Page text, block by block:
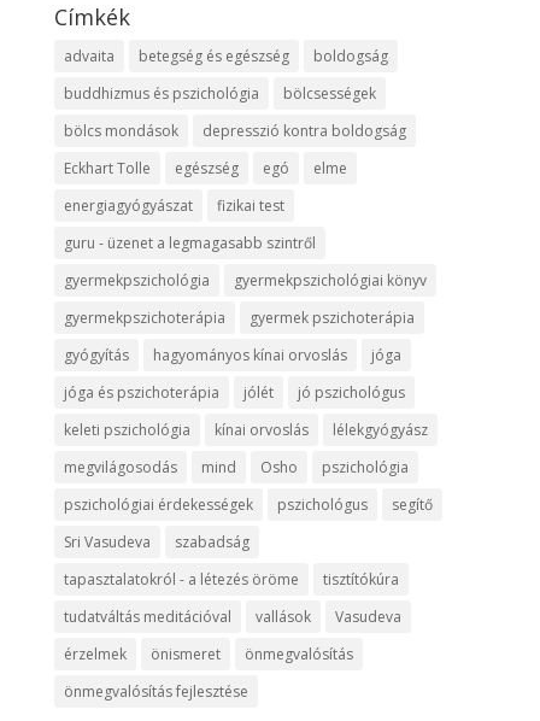
Címkék
advaita betegség és egészség
boldogság
buddhizmus és pszichológia
bölcsességek
bölcs mondások
depresszió kontra boldogság
Eckhart Tolle
egészség egó
elme
energiagyógyászat
fizikai test
guru - üzenet a legmagasabb szintről
gyermekpszichológia
gyermekpszichológiai könyv
gyermekpszichoterápia
gyermek pszichoterápia
gyógyítás
hagyományos kínai orvoslás
jóga
jóga és pszichoterápia
jólét
jó pszichológus
keleti pszichológia
kínai orvoslás
lélekgyógyász
megvilágosodás
mind Osho
pszichológia
pszichológiai érdekességek
pszichológus
segítő
Sri Vasudeva
szabadság
tapasztalatokról - a létezés öröme
tisztítókúra
tudatváltás meditációval
vallások
Vasudeva
érzelmek
önismeret
önmegvalósítás
önmegvalósítás fejlesztése